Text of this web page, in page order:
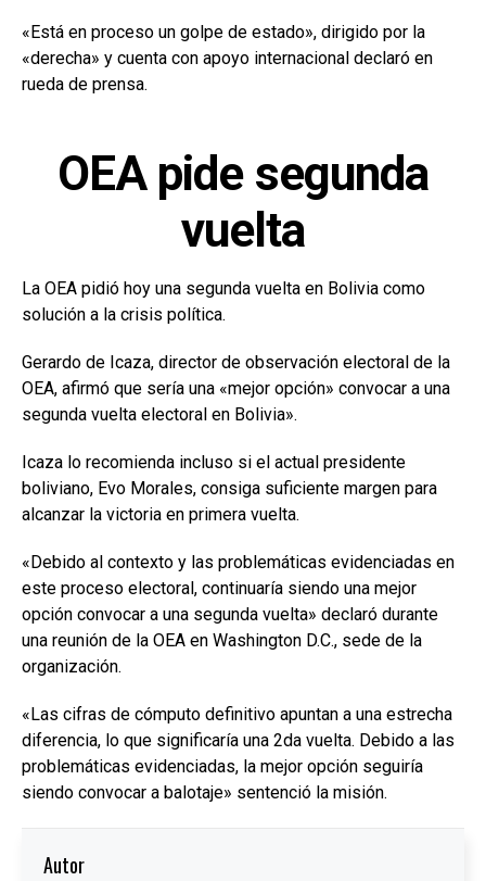
«Está en proceso un golpe de estado», dirigido por la
«derecha» y cuenta con apoyo internacional declaró en
rueda de prensa.
OEA pide segunda
vuelta
La OEA pidió hoy una segunda vuelta en Bolivia como
solución a la crisis política.
Gerardo de Icaza, director de observación electoral de la
OEA, afirmó que sería una «mejor opción» convocar a una
segunda vuelta electoral en Bolivia».
Icaza lo recomienda incluso si el actual presidente
boliviano, Evo Morales, consiga suficiente margen para
alcanzar la victoria en primera vuelta.
«Debido al contexto y las problemáticas evidenciadas en
este proceso electoral, continuaría siendo una mejor
opción convocar a una segunda vuelta» declaró durante
una reunión de la OEA en Washington D.C., sede de la
organización.
«Las cifras de cómputo definitivo apuntan a una estrecha
diferencia, lo que significaría una 2da vuelta. Debido a las
problemáticas evidenciadas, la mejor opción seguiría
siendo convocar a balotaje» sentenció la misión.
Autor